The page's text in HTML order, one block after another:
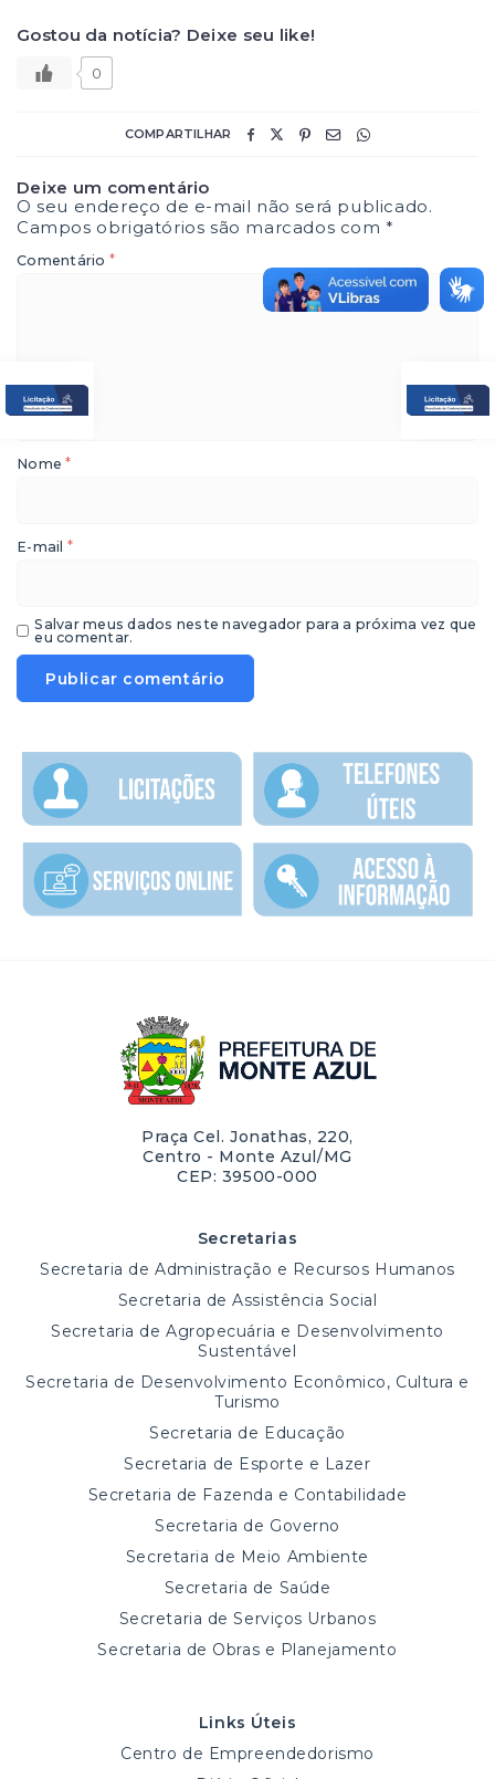
Gostou da notícia? Deixe seu like!
0
COMPARTILHAR
Deixe um comentário
O seu endereço de e-mail não será publicado.
Campos obrigatórios são marcados com*
Comentário *
Nome*
E-mail *
Salvar meus dados neste navegador para a próxima vez que
eu comentar.
Praça Cel. Jonathas, 220,
Centro - Monte Azul/MG
CEP: 39500-000
Secretarias
Secretaria de Administração e Recursos Humanos
Secretaria de Assistência Social
Secretaria de Agropecuária e Desenvolvimento
Sustentável
Secretaria de Desenvolvimento Econômico, Cultura e
Turismo
Secretaria de Educação
Secretaria de Esporte e Lazer
Secretaria de Fazenda e Contabilidade
Secretaria de Governo
Secretaria de Meio Ambiente
Secretaria de Saúde
Secretaria de Serviços Urbanos
Secretaria de Obras e Planejamento
Links Úteis
Centro de Empreendedorismo